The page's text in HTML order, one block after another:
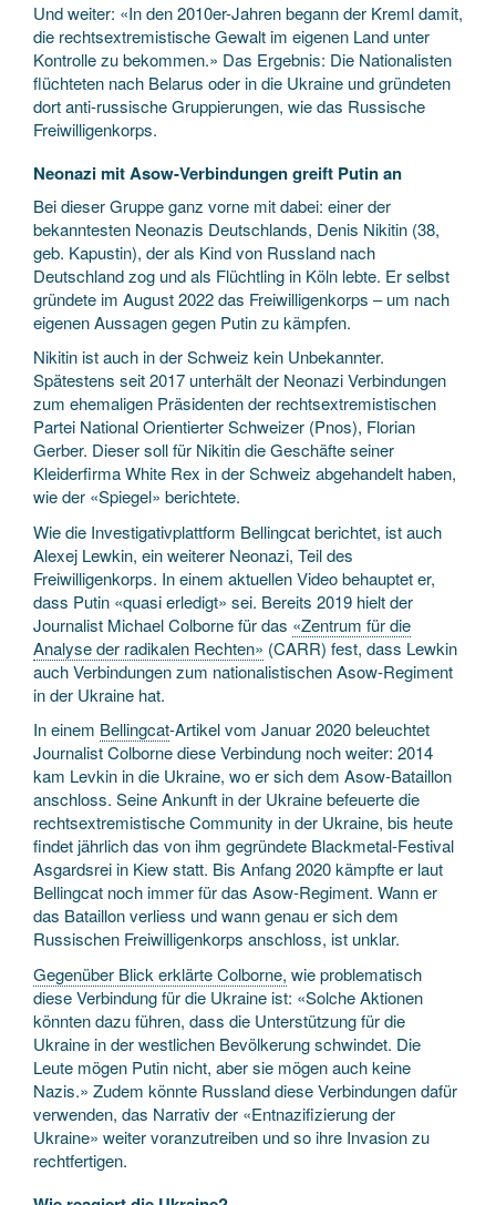
Und weiter: «In den 2010er-Jahren begann der Kreml damit,
die rechtsextremistische Gewalt im eigenen Land unter
Kontrolle zu bekommen.» Das Ergebnis: Die Nationalisten
flüchteten nach Belarus oder in die Ukraine und gründeten
dort anti-russische Gruppierungen, wie das Russische
Freiwilligenkorps.
Neonazi mit Asow-Verbindungen greift Putin an
Bei dieser Gruppe ganz vorne mit dabei: einer der
bekanntesten Neonazis Deutschlands, Denis Nikitin (38,
geb. Kapustin), der als Kind von Russland nach
Deutschland zog und als Flüchtling in Köln lebte. Er selbst
gründete im August 2022 das Freiwilligenkorps – um nach
eigenen Aussagen gegen Putin zu kämpfen.
Nikitin ist auch in der Schweiz kein Unbekannter.
Spätestens seit 2017 unterhält der Neonazi Verbindungen
zum ehemaligen Präsidenten der rechtsextremistischen
Partei National Orientierter Schweizer (Pnos), Florian
Gerber. Dieser soll für Nikitin die Geschäfte seiner
Kleiderfirma White Rex in der Schweiz abgehandelt haben,
wie der «Spiegel» berichtete.
Wie die Investigativplattform Bellingcat berichtet, ist auch
Alexej Lewkin, ein weiterer Neonazi, Teil des
Freiwilligenkorps. In einem aktuellen Video behauptet er,
dass Putin «quasi erledigt» sei. Bereits 2019 hielt der
Journalist Michael Colborne für das «Zentrum für die
Analyse der radikalen Rechten» (CARR) fest, dass Lewkin
auch Verbindungen zum nationalistischen Asow-Regiment
in der Ukraine hat.
In einem Bellingcat-Artikel vom Januar 2020 beleuchtet
Journalist Colborne diese Verbindung noch weiter: 2014
kam Levkin in die Ukraine, wo er sich dem Asow-Bataillon
anschloss. Seine Ankunft in der Ukraine befeuerte die
rechtsextremistische Community in der Ukraine, bis heute
findet jährlich das von ihm gegründete Blackmetal-Festival
Asgardsrei in Kiew statt. Bis Anfang 2020 kämpfte er laut
Bellingcat noch immer für das Asow-Regiment. Wann er
das Bataillon verliess und wann genau er sich dem
Russischen Freiwilligenkorps anschloss, ist unklar.
Gegenüber Blick erklärte Colborne, wie problematisch
diese Verbindung für die Ukraine ist: «Solche Aktionen
könnten dazu führen, dass die Unterstützung für die
Ukraine in der westlichen Bevölkerung schwindet. Die
Leute mögen Putin nicht, aber sie mögen auch keine
Nazis.» Zudem könnte Russland diese Verbindungen dafür
verwenden, das Narrativ der «Entnazifizierung der
Ukraine» weiter voranzutreiben und so ihre Invasion zu
rechtfertigen.